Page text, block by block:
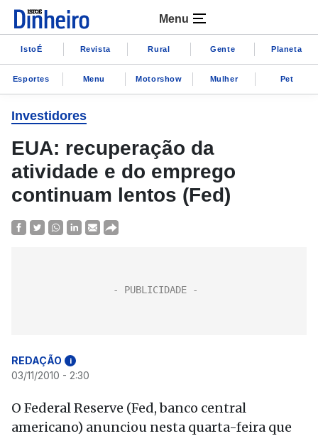
Menu
IstoÉ Revista Rural Gente Planeta
Esportes Menu Motorshow Mulher Pet
Investidores
EUA: recuperação da
atividade e do emprego
continuam lentos (Fed)
REDAÇÃO i
03/11/2010 - 2:30
O Federal Reserve (Fed, banco central
americano) anunciou nesta quarta-feira que